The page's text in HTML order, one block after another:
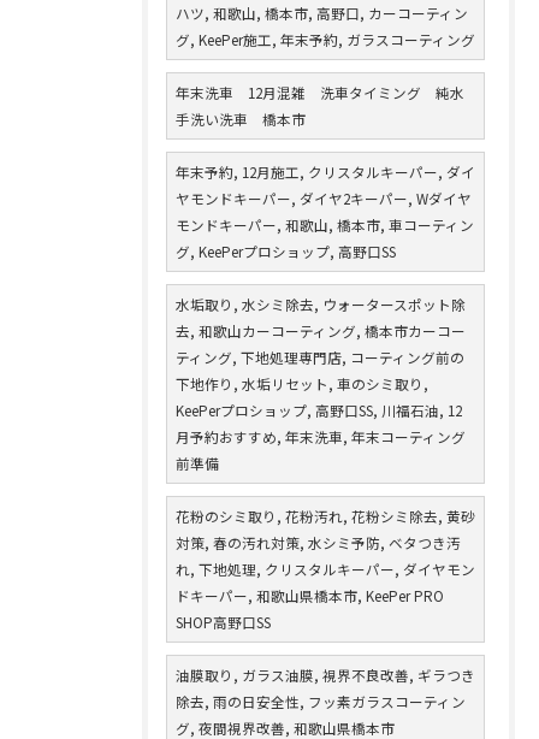
ハツ, 和歌山, 橋本市, 高野口, カーコーティン
グ, KeePer施工, 年末予約, ガラスコーティング
年末洗車 12月混雑 洗車タイミング 純水
手洗い洗車 橋本市
年末予約, 12月施工, クリスタルキーパー, ダイ
ヤモンドキーパー, ダイヤ2キーパー, Wダイヤ
モンドキーパー, 和歌山, 橋本市, 車コーティン
グ, KeePerプロショップ, 高野口SS
水垢取り, 水シミ除去, ウォータースポット除
去, 和歌山カーコーティング, 橋本市カーコー
ティング, 下地処理専門店, コーティング前の
下地作り, 水垢リセット, 車のシミ取り,
KeePerプロショップ, 高野口SS, 川福石油, 12
月予約おすすめ, 年末洗車, 年末コーティング
前準備
花粉のシミ取り, 花粉汚れ, 花粉シミ除去, 黄砂
対策, 春の汚れ対策, 水シミ予防, ベタつき汚
れ, 下地処理, クリスタルキーパー, ダイヤモン
ドキーパー, 和歌山県橋本市, KeePer PRO
SHOP高野口SS
油膜取り, ガラス油膜, 視界不良改善, ギラつき
除去, 雨の日安全性, フッ素ガラスコーティン
グ, 夜間視界改善, 和歌山県橋本市